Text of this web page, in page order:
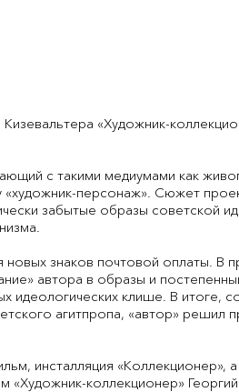
«Художник-
с такими медиумами как
персонаж». Сюжет
забытые образы советской
знаков почтовой оплаты. В
автора в образы и
идеологических клише. В итоге,
агитпропа, «автор» решил
инсталляция «Коллекционер»,
коллекционер»